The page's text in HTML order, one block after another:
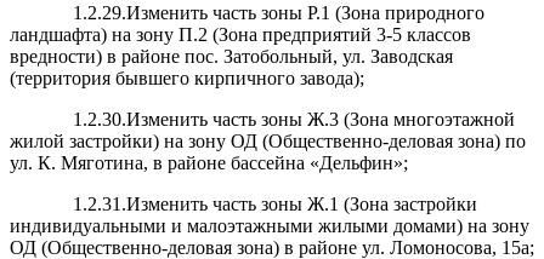
1.2.29.Изменить часть зоны Р.1 (Зона природного
ландшафта) на зону П.2 (Зона предприятий 3-5 классов
вредности) в районе пос. Затобольный, ул. Заводская
(территория бывшего кирпичного завода);
1.2.30.Изменить часть зоны Ж.3 (Зона многоэтажной
жилой застройки) на зону ОД (Общественно-деловая зона) по
ул. К. Мяготина, в районе бассейна «Дельфин»;
1.2.31.Изменить часть зоны Ж.1 (Зона застройки
индивидуальными и малоэтажными жилыми домами) на зону
ОД (Общественно-деловая зона) в районе ул. Ломоносова, 15а;